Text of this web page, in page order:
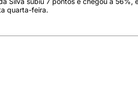
quarta-feira.